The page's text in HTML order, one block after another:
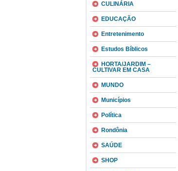
CULINÁRIA
EDUCAÇÃO
Entretenimento
Estudos Bíblicos
HORTA/JARDIM –
CULTIVAR EM CASA
MUNDO
Municípios
Política
Rondônia
SAÚDE
SHOP